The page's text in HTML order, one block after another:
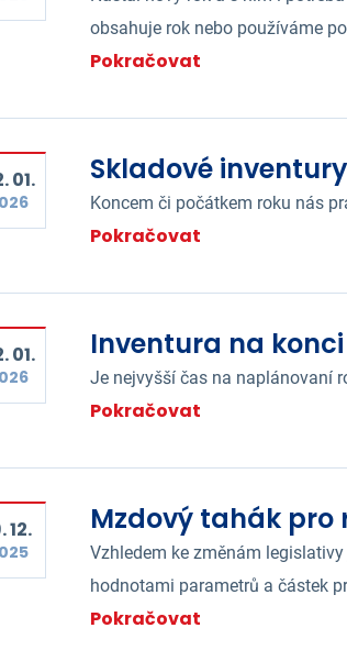
obsahuje rok nebo používáme
Pokračovat
01. Skladové inventury
Koncem či počátkem roku nás
Pokračovat
01. Inventura na konci
Je nejvyšší čas na naplánovaní
Pokračovat
12. Mzdový tahák pro
Vzhledem ke změnám
hodnotami parametrů a částek
Pokračovat